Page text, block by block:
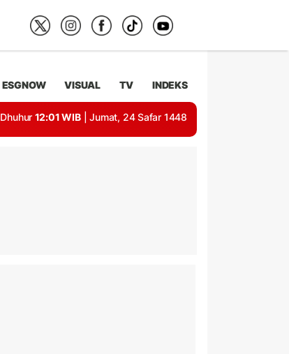
ESGNOW VISUAL TV INDEKS
Dhuhur 12:01 WIB | Jumat, 24 Safar 1448